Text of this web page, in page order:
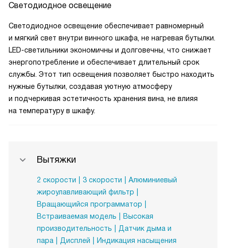
Светодиодное освещение
Светодиодное освещение обеспечивает равномерный
и мягкий свет внутри винного шкафа, не нагревая бутылки.
LED-светильники экономичны и долговечны, что снижает
энергопотребление и обеспечивает длительный срок
службы. Этот тип освещения позволяет быстро находить
нужные бутылки, создавая уютную атмосферу
и подчеркивая эстетичность хранения вина, не влияя
на температуру в шкафу.
Вытяжки
2 скорости 3 скорости
Алюминиевый
жироулавливающий фильтр
Вращающийся программатор
Встраиваемая модель
Высокая
производительность
Датчик дыма и
пара
Дисплей
Индикация насыщения